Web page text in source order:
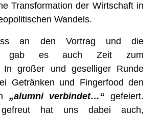
Transformation der Wirtschaft in
Wandels.
an den Vortrag und die
gab es auch Zeit zum
In großer und geselliger Runde
Getränken und Fingerfood den
„alumni verbindet…“ gefeiert.
gefreut hat uns dabei auch,